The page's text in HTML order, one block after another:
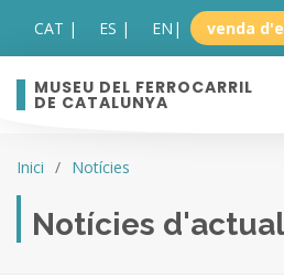
CAT | ES | EN | venda
MUSEU DEL FERROCARRIL
DE CATALUNYA
Inici Notícies
Notícies